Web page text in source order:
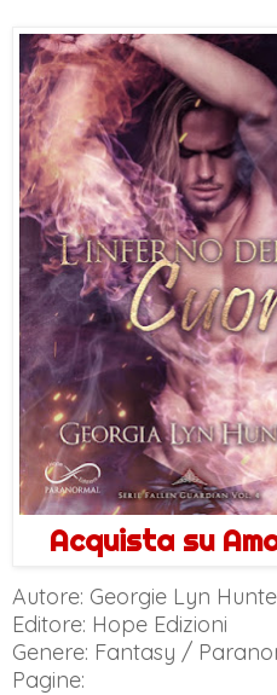
Acquista su
Autore: Georgie Lyn
Editore: Hope Edizioni
Genere: Fantasy /
Pagine: